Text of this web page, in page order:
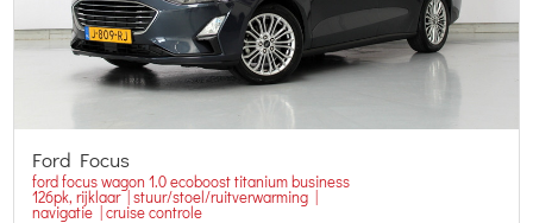
Ford Focus
ford focus wagon 1.0 ecoboost titanium business
126pk, rijklaar | stuur/stoel/ruitverwarming |
navigatie | cruise controle